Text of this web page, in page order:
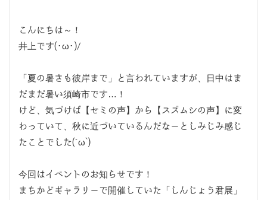
こんにちは～！
井上です(･ω･)/
「夏の暑さも彼岸まで」と言われていますが、日中はま
だまだ暑い須崎市です…！
けど、気づけば【セミの声】から【スズムシの声】に変
わっていて、秋に近づいているんだなーとしみじみ感じ
たことでした(´ω`)
今回はイベントのお知らせです！
まちかどギャラリーで開催していた「しんじょう君展」